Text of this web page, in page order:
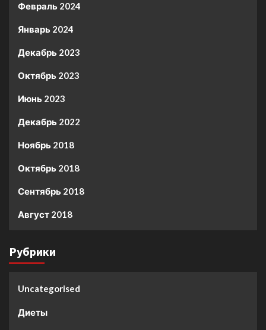
Февраль 2024
Январь 2024
Декабрь 2023
Октябрь 2023
Июнь 2023
Декабрь 2022
Ноябрь 2018
Октябрь 2018
Сентябрь 2018
Август 2018
Рубрики
Uncategorised
Диеты